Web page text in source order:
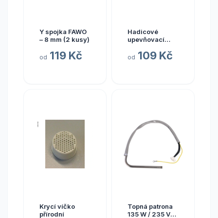
Y spojka FAWO
– 8 mm (2 kusy)
od 119 Kč
Hadicové
upevňovací
kusů)
od 109 Kč
Krycí víčko
přírodní
Topná patrona
135 W / 235 V